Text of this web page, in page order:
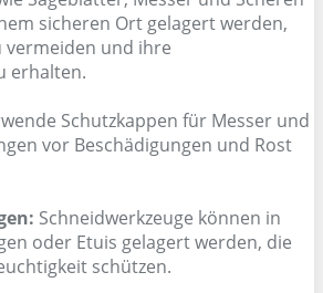
sicheren Ort gelagert werden,
vermeiden und ihre
erhalten.
Schutzkappen für Messer und
vor Beschädigungen und Rost
Schneidwerkzeuge können in
oder Etuis gelagert werden, die
schützen.